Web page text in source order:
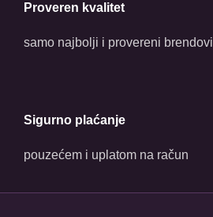
Proveren kvalitet
samo najbolji i provereni brendovi
Sigurno plaćanje
pouzećem i uplatom na račun